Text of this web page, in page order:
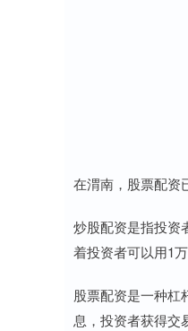
在渭南，股票配资
炒股配资是指投资
着投资者可以用1
股票配资是一种杠
息，投资者获得交